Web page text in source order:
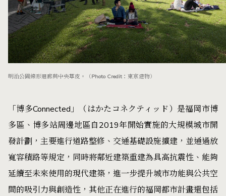
明治公園線形迴廊與中央草皮。（Photo Credit：東京建物）
「博多Connected」（はかたコネクティッド）是福岡市博
多區、博多站周邊地區自2019年開始實施的大規模城市開
發計劃，主要進行道路整修、交通基礎設施擴建，並通過放
寬容積路等規定，同時將鄰近建築重建為具高抗震性、能夠
延續至未來使用的現代建築，進一步提升城市功能與公共空
間的吸引力與創造性，其他正在進行的福岡都市計畫還包括